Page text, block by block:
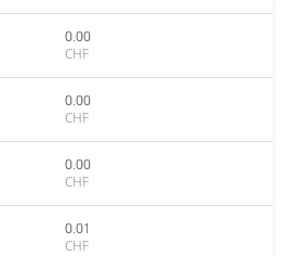
0.00
CHF
0.00
CHF
0.00
CHF
0.01
CHF